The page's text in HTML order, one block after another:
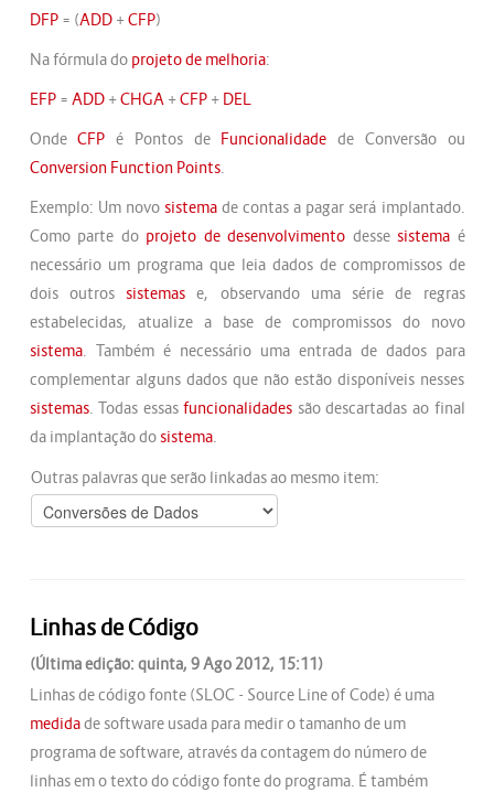
DFP= (ADD+CFP)
Na fórmula do projeto de melhoria:
EFP= ADD+CHGA+CFP+ DEL
OndeCFP é Pontos de Funcionalidade de Conversão ou
Conversion Function Points.
Exemplo: Um novo sistemade contas a pagar será implantado.
Como parte do projeto de desenvolvimento desse sistema é
necessário um programa que leia dados de compromissos de
dois outros sistemas e, observando uma série de regras
estabelecidas, atualize a base de compromissos do novo
sistema. Também é necessário uma entrada de dados para
complementar alguns dados que não estão disponíveis nesses
sistemas. Todas essasfuncionalidades são descartadas ao final
da implantação dosistema.
Outras palavras que serão linkadas ao mesmo item:
Linhas de Código
(Última edição: quinta, 9 Ago 2012, 15:11)
Linhas de código fonte (SLOC - Source Line of Code) é uma
medidade software usada para medir o tamanho de um
programa de software, através da contagem do número de
linhas em o texto do código fonte do programa. É também